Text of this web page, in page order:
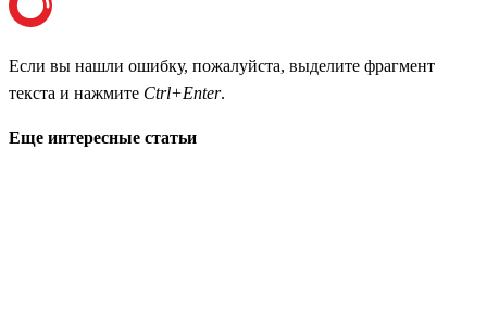
Если вы нашли ошибку, пожалуйста, выделите фрагмент
текста и нажмите Ctrl+Enter.
Еще интересные статьи